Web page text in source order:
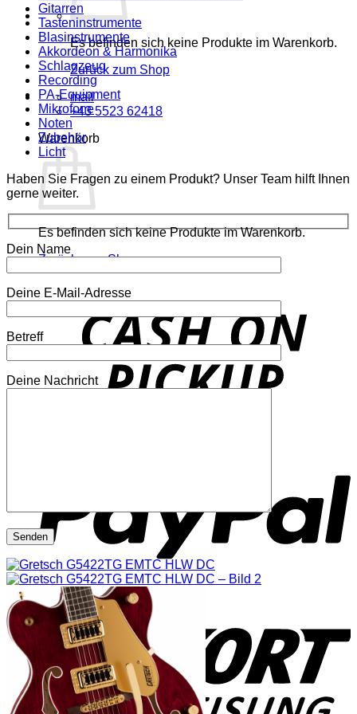
Es befinden sich keine Produkte im Warenkorb.
Zurück zum Shop
mail
+43 5523 62418
Warenkorb
Es befinden sich keine Produkte im Warenkorb.
Zurück zum Shop
Gitarren
Tasteninstrumente
Blasinstrumente
Akkordeon & Harmonika
Schlagzeug
Recording
PA-Equipment
Mikrofone
Noten
Zubehör
Licht
Haben Sie Fragen zu einem Produkt? Unser Team hilft Ihnen
gerne weiter.
Dein Name
Deine E-Mail-Adresse
Betreff
Deine Nachricht